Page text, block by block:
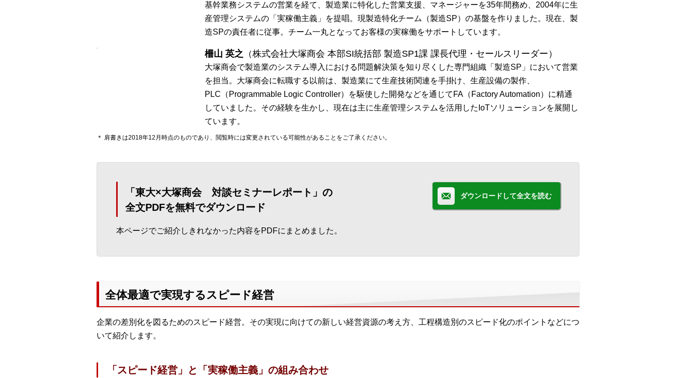
基幹業務システムの営業を経て、製造業に特化した営業支援、マネージャーを35年間務め、2004年に生
産管理システムの「実稼働主義」を提唱。現製造特化チーム（製造SP）の基盤を作りました。現在、製
造SPの責任者に従事。チーム一丸となってお客様の実稼働をサポートしています。
柵山 英之 （株式会社大塚商会 本部SI統括部 製造SP1課 課長代理・セールスリーダー）
大塚商会で製造業のシステム導入における問題解決策を知り尽くした専門組織「製造SP」において営業
を担当。大塚商会に転職する以前は、製造業にて生産技術関連を手掛け、生産設備の製作、
PLC（Programmable Logic Controller）を駆使した開発などを通じてFA（Factory Automation）に精通
していました。その経験を生かし、現在は主に生産管理システムを活用したIoTソリューションを展開し
ています。
＊ 肩書きは2018年12月時点のものであり、閲覧時には変更されている可能性があることをご了承ください。
「東大×大塚商会 対談セミナーレポート」の
全文PDFを無料でダウンロード
本ページでご紹介しきれなかった内容をPDFにまとめました。
ダウンロードして全文を読む
全体最適で実現するスピード経営
企業の差別化を図るためのスピード経営。その実現に向けての新しい経営資源の考え方、工程構造別のスピード化のポイントなどにつ
いて紹介します。
「スピード経営」と「実稼働主義」の組み合わせ